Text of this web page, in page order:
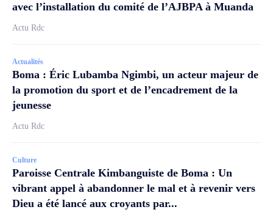
avec l’installation du comité de l’AJBPA à Muanda
Actu Rdc
Actualités
Boma : Éric Lubamba Ngimbi, un acteur majeur de
la promotion du sport et de l’encadrement de la
jeunesse
Actu Rdc
Culture
Paroisse Centrale Kimbanguiste de Boma : Un
vibrant appel à abandonner le mal et à revenir vers
Dieu a été lancé aux croyants par...